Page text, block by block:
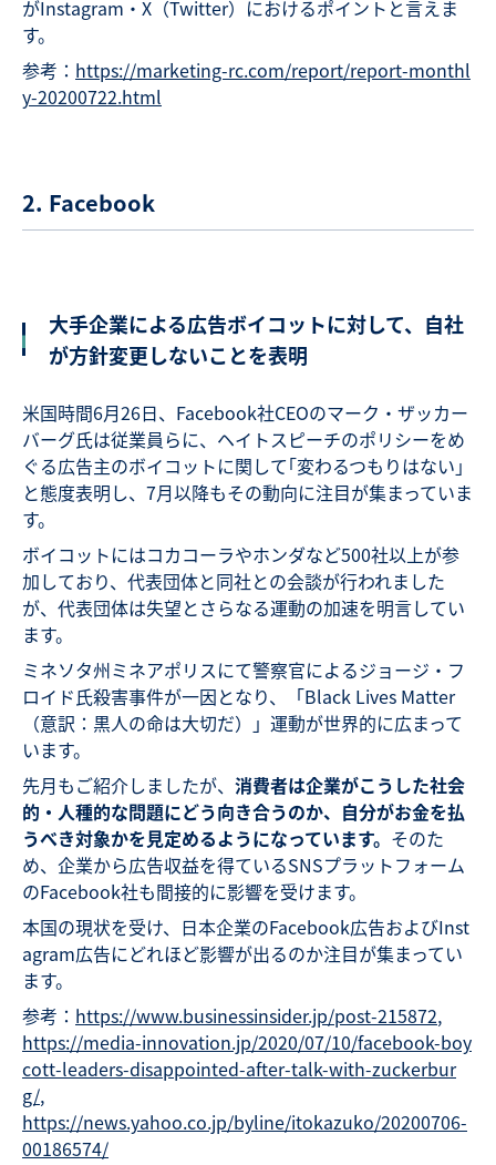
がInstagram・X（Twitter）におけるポイントと言えま
す。
参考： https://marketing-rc.com/report/report-monthl
y-20200722.html
2. Facebook
大手企業による広告ボイコットに対して、自社
が方針変更しないことを表明
米国時間6月26日、Facebook社CEOのマーク・ザッカー
バーグ氏は従業員らに、ヘイトスピーチのポリシーをめ
ぐる広告主のボイコットに関して｢変わるつもりはない｣
と態度表明し、7月以降もその動向に注目が集まっていま
す。
ボイコットにはコカコーラやホンダなど500社以上が参
加しており、代表団体と同社との会談が行われました
が、代表団体は失望とさらなる運動の加速を明言してい
ます。
ミネソタ州ミネアポリスにて警察官によるジョージ・フ
ロイド氏殺害事件が一因となり、「Black Lives Matter
（意訳：黒人の命は大切だ）」運動が世界的に広まって
います。
先月もご紹介しましたが、 消費者は企業がこうした社会
的・人種的な問題にどう向き合うのか、自分がお金を払
うべき対象かを見定めるようになっています。 そのた
め、企業から広告収益を得ているSNSプラットフォーム
のFacebook社も間接的に影響を受けます。
本国の現状を受け、日本企業のFacebook広告およびInst
agram広告にどれほど影響が出るのか注目が集まってい
ます。
参考： https://www.businessinsider.jp/post-215872,
https://media-innovation.jp/2020/07/10/facebook-boy
cott-leaders-disappointed-after-talk-with-zuckerbur
g/,
https://news.yahoo.co.jp/byline/itokazuko/20200706-
00186574/